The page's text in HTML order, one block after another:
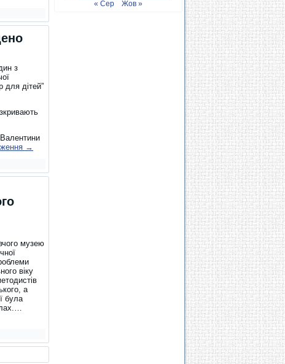
з
для дітей”
Валентини
→
музею
віку
а
була
« Сер
Жов »